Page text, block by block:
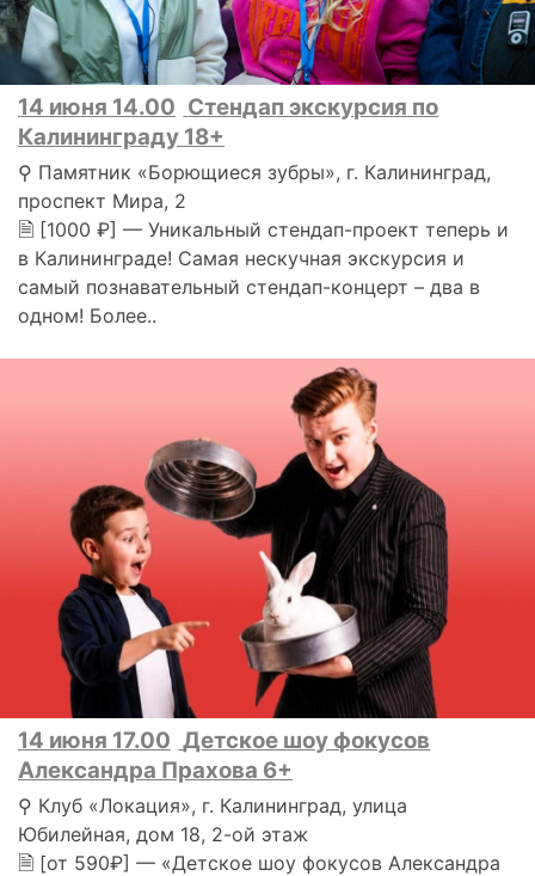
14 июня 14.00 Стендап экскурсия по
Калининграду 18+
⚲ Памятник «Борющиеся зубры», г. Калининград,
проспект Мира, 2
🗎 [1000 ₽] — Уникальный стендап-проект теперь и
в Калининграде! Самая нескучная экскурсия и
самый познавательный стендап-концерт – два в
одном! Более..
14 июня 17.00 Детское шоу фокусов
Александра Прахова 6+
⚲ Клуб «Локация», г. Калининград, улица
Юбилейная, дом 18, 2-ой этаж
🗎 [от 590₽] — «Детское шоу фокусов Александра